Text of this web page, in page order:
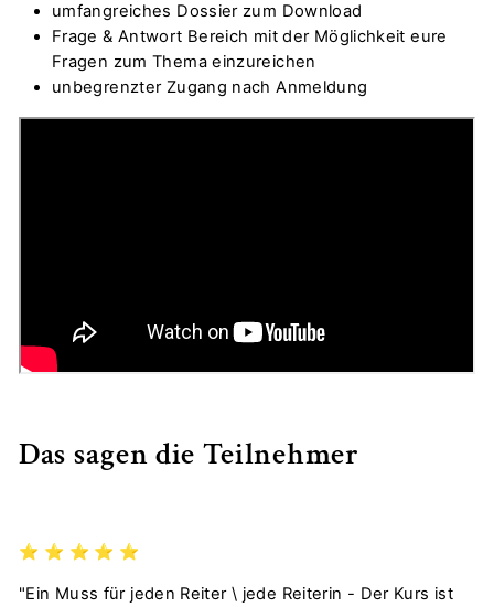
umfangreiches Dossier zum Download
Frage & Antwort Bereich mit der Möglichkeit eure
Fragen zum Thema einzureichen
unbegrenzter Zugang nach Anmeldung
Das sagen die Teilnehmer
⭐️ ⭐️ ⭐️ ⭐️ ⭐️
"Ein Muss für jeden Reiter \ jede Reiterin - Der Kurs ist